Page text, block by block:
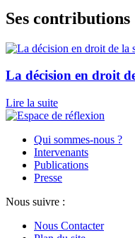
Ses contributions
La décision en droit
Lire la suite
Qui sommes-nous ?
Intervenants
Publications
Presse
Nous suivre :
Nous Contacter